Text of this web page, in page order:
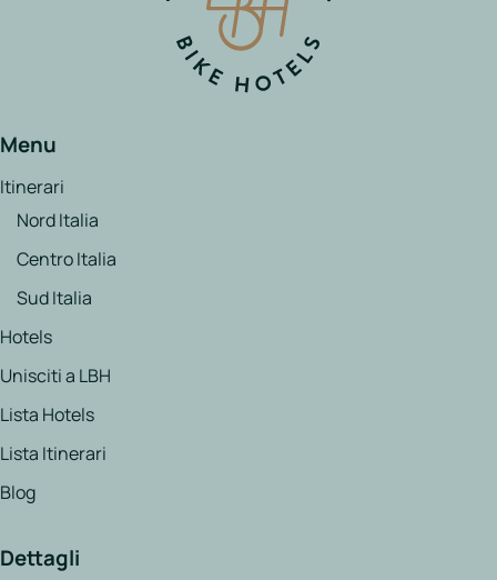
Menu
Itinerari
Nord Italia
Centro Italia
Sud Italia
Hotels
Unisciti a LBH
Lista Hotels
Lista Itinerari
Blog
Dettagli